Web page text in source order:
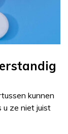
kunnen
u ze niet juist